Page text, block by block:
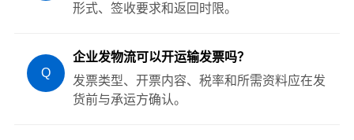
形式、签收要求和返回时限。
Q
企业发物流可以开运输发票吗？
发票类型、开票内容、税率和所需资料应在发
货前与承运方确认。